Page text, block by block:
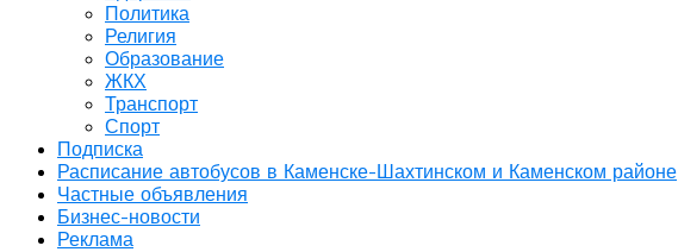
Политика
Религия
Образование
ЖКХ
Транспорт
Спорт
Подписка
Расписание автобусов в Каменске-Шахтинском и Каменском районе
Частные объявления
Бизнес-новости
Реклама